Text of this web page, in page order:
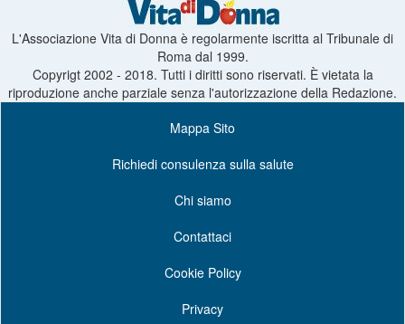
L'Associazione Vita di Donna è regolarmente iscritta al Tribunale di
Roma dal 1999.
Copyrigt 2002 - 2018. Tutti i diritti sono riservati. È vietata la
riproduzione anche parziale senza l'autorizzazione della Redazione.
Mappa Sito
Richiedi consulenza sulla salute
Chi siamo
Contattaci
Cookie Policy
Privacy